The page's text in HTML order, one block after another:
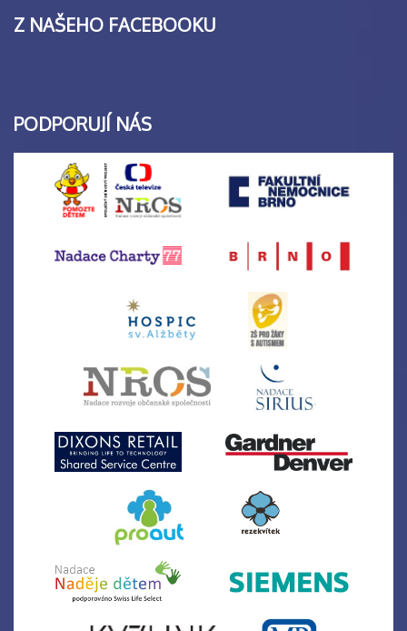
Z NAŠEHO FACEBOOKU
PODPORUJÍ NÁS